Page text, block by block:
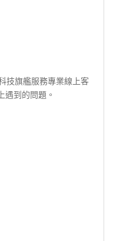
技旗艦服務專業線上客
遇到的問題。